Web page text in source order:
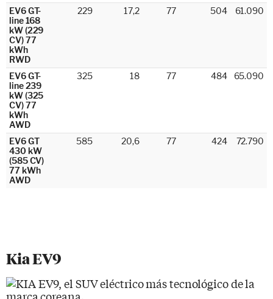
EV6 GT-
line 168
kW (229
CV) 77
kWh
RWD
229 17,2 77 504 61.090
EV6 GT-
line 239
kW (325
CV) 77
kWh
AWD
325 18 77 484 65.090
EV6 GT
430 kW
(585 CV)
77 kWh
AWD
585 20,6 77 424 72.790
Kia EV9